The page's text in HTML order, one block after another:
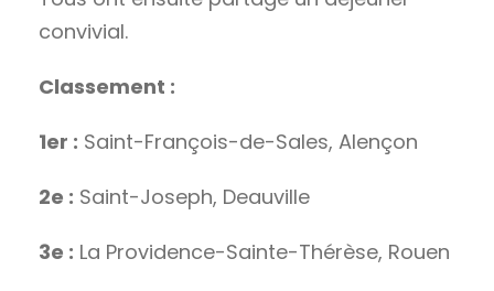
convivial.
Classement :
1er : Saint-François-de-Sales, Alençon
2e : Saint-Joseph, Deauville
3e : La Providence-Sainte-Thérèse, Rouen